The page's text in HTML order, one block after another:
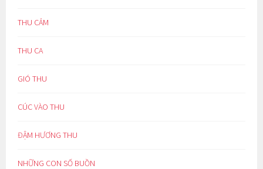
THU CẢM
THU CA
GIÓ THU
CÚC VÀO THU
ĐẬM HƯƠNG THU
NHỮNG CON SỐ BUỒN